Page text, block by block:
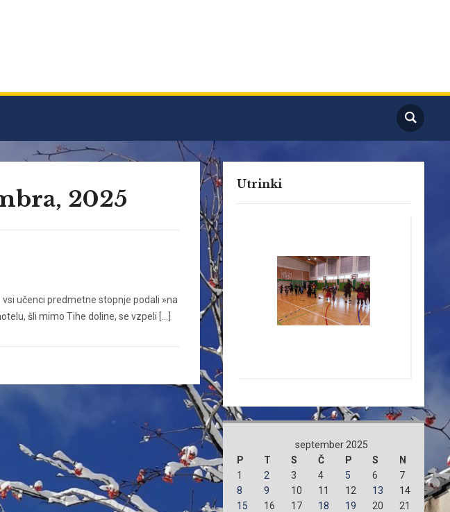
2025
učenci predmetne stopnje podali »na
šli mimo Tihe doline, se vzpeli […]
Utrinki
september 2025
P
T S Č P S
N
1
2 3 4 5 6
7
8
9 10 11 12 13
14
15
16 17 18 19 20
21